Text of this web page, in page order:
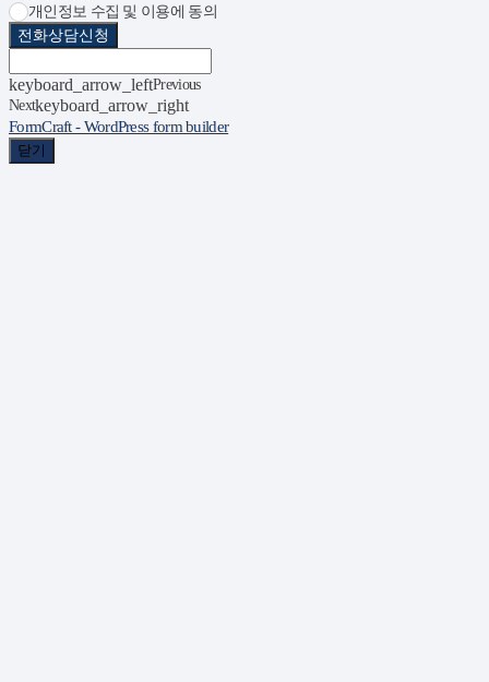
개인정보 수집 및 이용에 동의
전화상담신청
keyboard_arrow_leftPrevious
Nextkeyboard_arrow_right
FormCraft - WordPress form builder
닫기